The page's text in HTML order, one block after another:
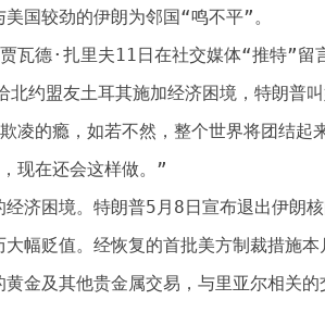
国较劲的伊朗为邻国“鸣不平”。
瓦德·扎里夫11日在社交媒体“推特”留
北约盟友土耳其施加经济困境，特朗普
凌的瘾，如若不然，整个世界将团结起
现在还会这样做。”
济困境。特朗普5月8日宣布退出伊朗
幅贬值。经恢复的首批美方制裁措施
金及其他贵金属交易，与里亚尔相关的